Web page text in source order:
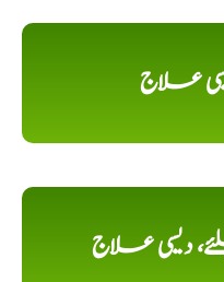
علاج
دیسی علاج